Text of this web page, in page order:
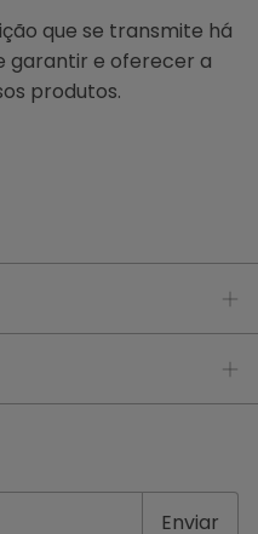
que se transmite há
garantir e oferecer a
produtos.